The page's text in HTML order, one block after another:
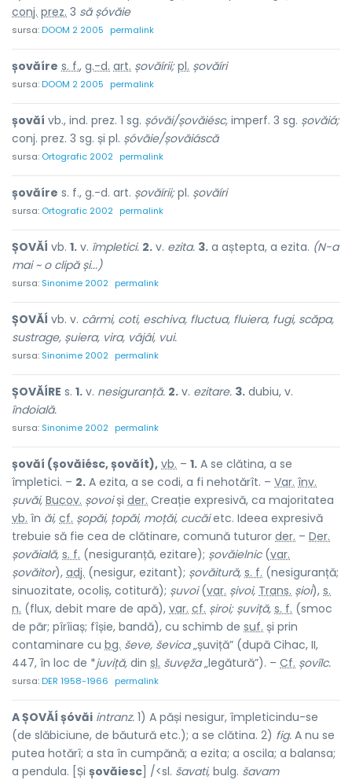
conj. prez. 3 să șóvăie
sursa:DOOM 2 2005 permalink
șovăíre s. f., g.-d. art. șovăírii; pl. șovăíri
sursa:DOOM 2 2005 permalink
șovăí vb., ind. prez. 1 sg. șóvăi/șovăiésc, imperf. 3 sg. șovăiá;
conj. prez. 3 sg. și pl. șóvăie/șovăiáscă
sursa: Ortografic 2002 permalink
șovăíre s. f., g.-d. art. șovăírii;pl. șovăíri
sursa: Ortografic 2002 permalink
ȘOVĂÍ vb. 1. v. împletici. 2. v. ezita. 3. a aștepta, a ezita. (N-a
mai ~ o clipă și...)
sursa: Sinonime 2002 permalink
ȘOVĂÍ vb. v. cârmi, coti, eschiva, fluctua, fluiera, fugi, scăpa,
sustrage, șuiera, vira, vâjâi, vui.
sursa: Sinonime 2002 permalink
ȘOVĂÍRE s. 1. v. nesiguranță. 2. v. ezitare. 3. dubiu, v.
îndoială.
sursa: Sinonime 2002 permalink
șovăí (șovăiésc, șovăít), vb. – 1. A se clătina, a se
împletici. – 2. A ezita, a se codi, a fi nehotărît. – Var. înv.
șuvăi, Bucov. șovoiși der. Creație expresivă, ca majoritatea
vb. în ăi, cf. șopăi, țopăi, moțăi, cucăietc. Ideea expresivă
trebuie să fie cea de clătinare, comună tuturor der. – Der.
șovăială, s. f. (nesiguranță, ezitare); șovăielnic(var.
șovăitor), adj. (nesigur, ezitant); șovăitură, s. f. (nesiguranță;
sinuozitate, ocoliș, cotitură); șuvoi(var. șivoi, Trans. șioi), s.
n. (flux, debit mare de apă), var. cf. șiroi; șuviță, s. f. (smoc
de păr; pîrîiaș; fîșie, bandă), cu schimb de suf. și prin
contaminare cu bg. ševe, ševica„șuviță” (după Cihac, II,
447, în loc de *juviță, din sl. šuvęža„legătură”). – Cf. șovîlc.
sursa:DER 1958-1966 permalink
A ȘOVĂÍ șóvăi intranz. 1) A păși nesigur, împleticindu-se
(de slăbiciune, de băutură etc.); a se clătina. 2) fig. A nu se
putea hotărî; a sta în cumpănă; a ezita; a oscila; a balansa;
a pendula. [Și șovăiesc ] /<sl. šavati, bulg. šavam